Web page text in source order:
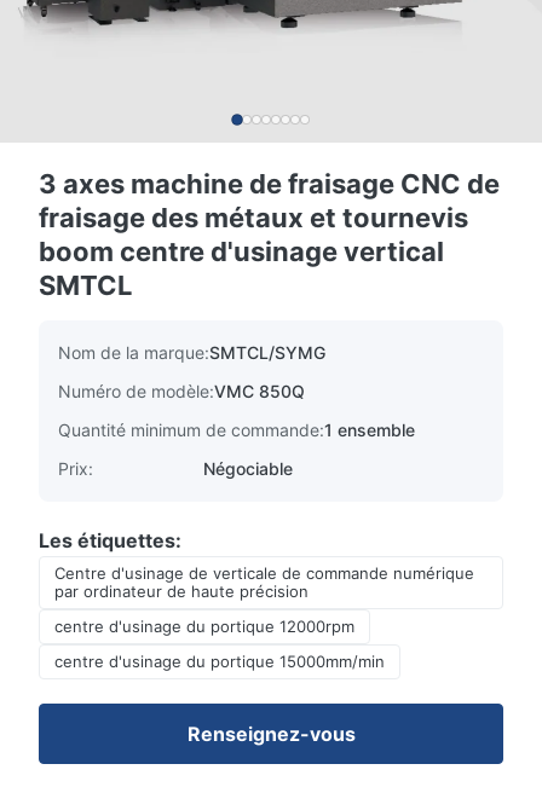
3 axes machine de fraisage CNC de
fraisage des métaux et tournevis
boom centre d'usinage vertical
SMTCL
Nom de la marque:SMTCL/SYMG
Numéro de modèle:VMC 850Q
Quantité minimum de commande:1 ensemble
Prix:
Négociable
Les étiquettes:
Centre d'usinage de verticale de commande numérique
par ordinateur de haute précision
centre d'usinage du portique 12000rpm
centre d'usinage du portique 15000mm/min
Renseignez-vous